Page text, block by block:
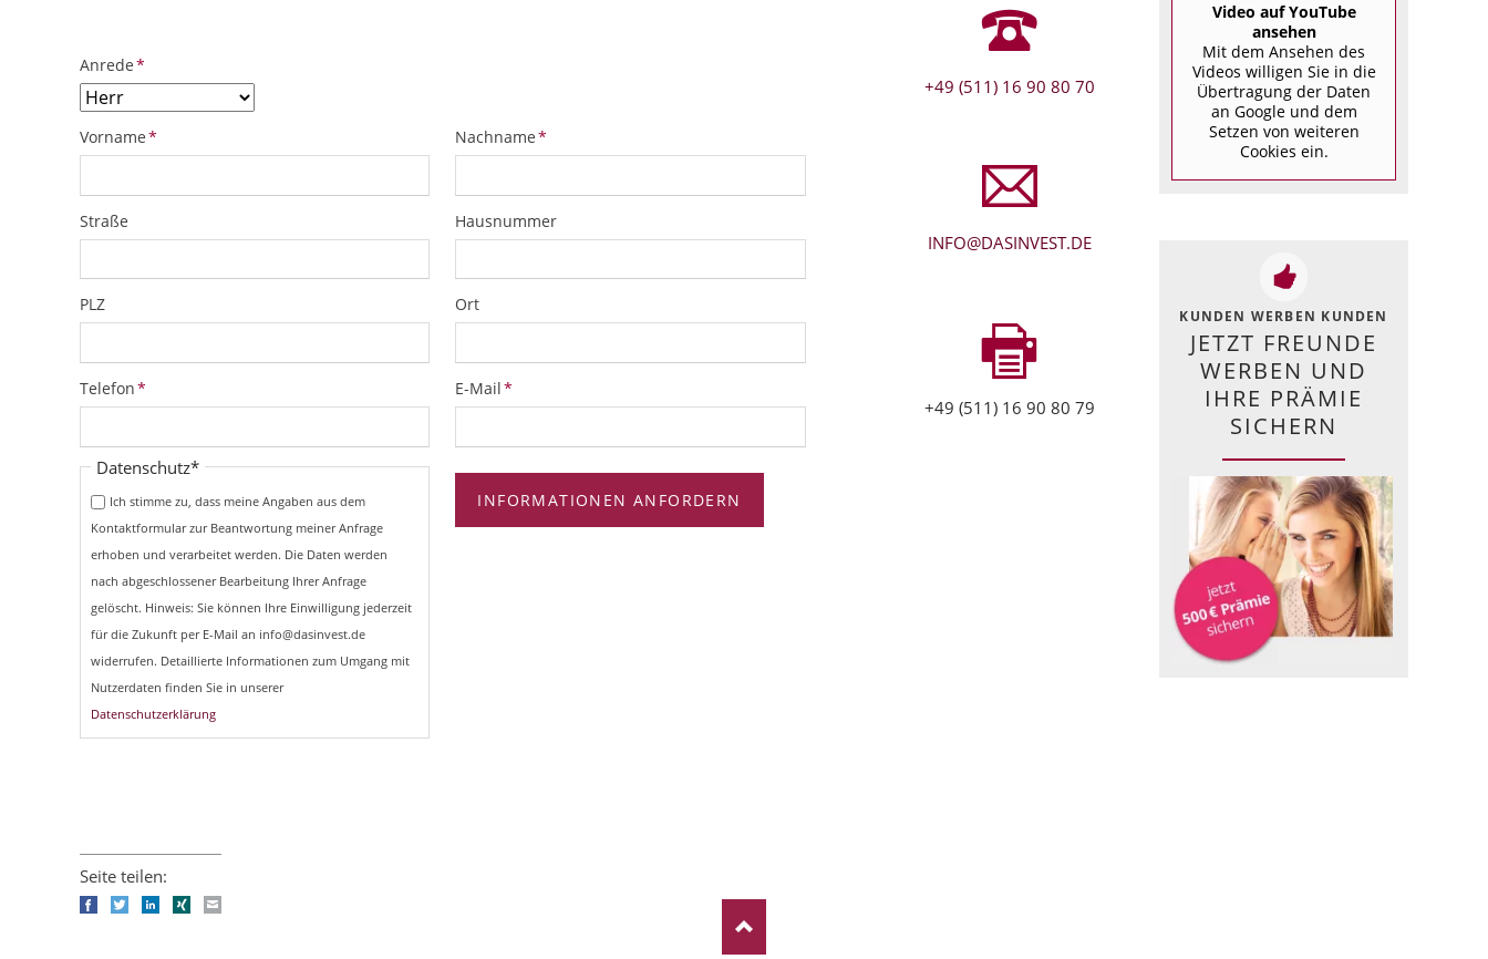
Pflichtfeld
Anrede*
Pflichtfeld
Vorname* Pflichtfeld
Nachname*
Straße Hausnummer
PLZ Ort
Pflichtfeld
Telefon* Pflichtfeld
E-Mail*
Pflichtfeld
Datenschutz*
Ich stimme zu, dass meine Angaben aus dem
Kontaktformular zur Beantwortung meiner Anfrage
erhoben und verarbeitet werden. Die Daten werden
nach abgeschlossener Bearbeitung Ihrer Anfrage
gelöscht. Hinweis: Sie können Ihre Einwilligung jederzeit
für die Zukunft per E-Mail an info@dasinvest.de
widerrufen. Detaillierte Informationen zum Umgang mit
Nutzerdaten finden Sie in unserer
Datenschutzerklärung
INFORMATIONEN ANFORDERN
+49 (511) 16 90 80 70
INFO@DASINVEST.DE
+49 (511) 16 90 80 79
Video auf YouTube
ansehen
Mit dem Ansehen des
Videos willigen Sie in die
Übertragung der Daten
an Google und dem
Setzen von weiteren
Cookies ein.
KUNDEN WERBEN KUNDEN
JETZT FREUNDE
WERBEN UND
IHRE PRÄMIE
SICHERN
Seite teilen:
FacebookTwitterLinkedIn
Xing